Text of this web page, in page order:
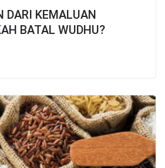
DARI KEMALUAN
BATAL WUDHU?